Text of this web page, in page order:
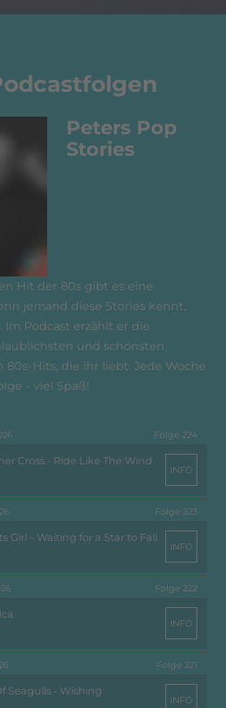
Peters Pop
Stories
Hit der 80s gibt es eine
jemand diese Stories kennt,
Podcast erzählt er die
und schönsten
80s-Hits, die ihr liebt. Jede Woche
- viel Spaß!
Folge 224
Cross - Ride Like The Wind
INFO
Folge 223
Girl – Waiting for a Star to Fall
INFO
Folge 222
INFO
Folge 221
Seagulls - Wishing
INFO